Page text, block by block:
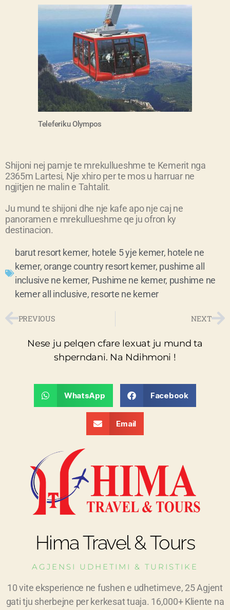
Teleferiku Olympos
Shijoni nej pamje te mrekullueshme te Kemerit nga
2365m Lartesi, Nje xhiro per te mos u harruar ne
ngjitjen ne malin e Tahtalit.
Ju mund te shijoni dhe nje kafe apo nje caj ne
panoramen e mrekullueshme qe ju ofron ky
destinacion.
barut resort kemer, hotele 5 yje kemer, hotele ne
kemer,orange country resort kemer, pushime all
inclusive ne kemer, Pushime ne kemer, pushime ne
kemer all inclusive, resorte ne kemer
PREVIOUS NEXT
Nese ju pelqen cfare lexuat ju mund ta
shperndani. Na Ndihmoni !
WhatsApp Facebook
Email
Hima Travel & Tours
AGJENSI UDHETIMI & TURISTIKE
10 vite eksperience ne fushen e udhetimeve, 25 Agjent
gati tju sherbejne per kerkesat tuaja. 16,000+ Kliente na